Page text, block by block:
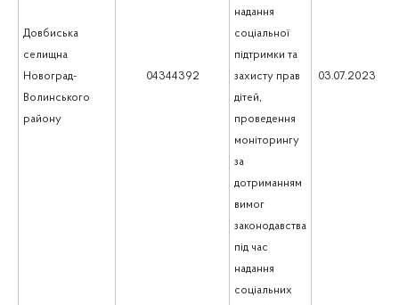
Довбиська
селищна
Новоград-
Волинського
району
04344392
надання
соціальної
підтримки та
захисту прав
дітей,
проведення
моніторингу
за
дотриманням
вимог
законодавства
під час
надання
соціальних
03.07.2023